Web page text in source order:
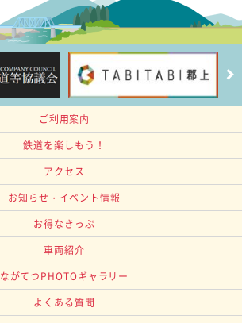
ご利用案内
鉄道を楽しもう！
アクセス
お知らせ・イベント情報
お得なきっぷ
車両紹介
ながてつPHOTOギャラリー
よくある質問